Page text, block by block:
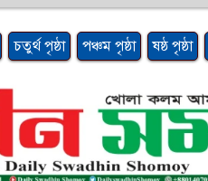
চতুর্থ পৃষ্ঠা পঞ্চম পৃষ্ঠা ষষ্ঠ পৃষ্ঠা